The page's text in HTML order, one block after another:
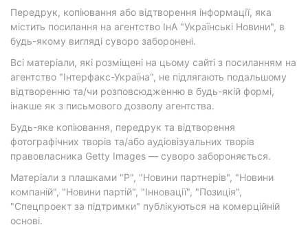
Передрук, копіювання або відтворення інформації, яка
містить посилання на агентство ІнА "Українські Новини", в
будь-якому вигляді суворо заборонені.
Всі матеріали, які розміщені на цьому сайті з посиланням на
агентство "Інтерфакс-Україна", не підлягають подальшому
відтворенню та/чи розповсюдженню в будь-якій формі,
інакше як з письмового дозволу агентства.
Будь-яке копіювання, передрук та відтворення
фотографічних творів та/або аудіовізуальних творів
правовласника Getty Images — суворо забороняється.
Матеріали з плашками "Р", "Новини партнерів", "Новини
компаній", "Новини партій", "Інновації", "Позиція",
"Спецпроект за підтримки" публікуються на комерційній
основі.